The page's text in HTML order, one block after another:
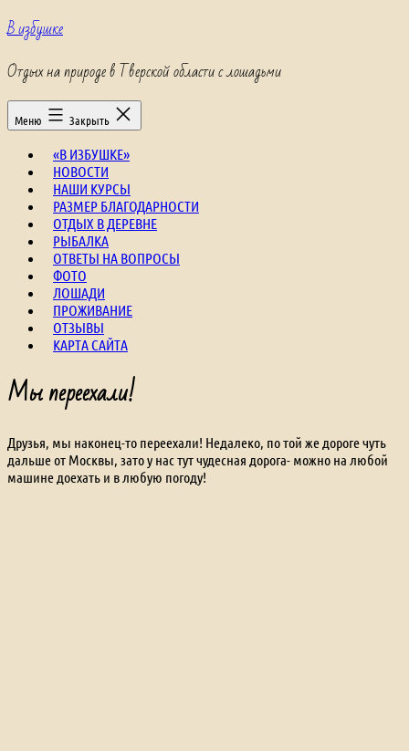
Перейти
к
В избушке
Отдых на природе в Тверской области с лошадьми
Меню Закрыть
«В ИЗБУШКЕ»
НОВОСТИ
НАШИ КУРСЫ
РАЗМЕР БЛАГОДАРНОСТИ
ОТДЫХ В ДЕРЕВНЕ
РЫБАЛКА
ОТВЕТЫ НА ВОПРОСЫ
ФОТО
ЛОШАДИ
ПРОЖИВАНИЕ
ОТЗЫВЫ
КАРТА САЙТА
Мы переехали!
Друзья, мы наконец-то переехали! Недалеко, по той же дороге чуть
дальше от Москвы, зато у нас тут чудесная дорога- можно на любой
машине доехать и в любую погоду!